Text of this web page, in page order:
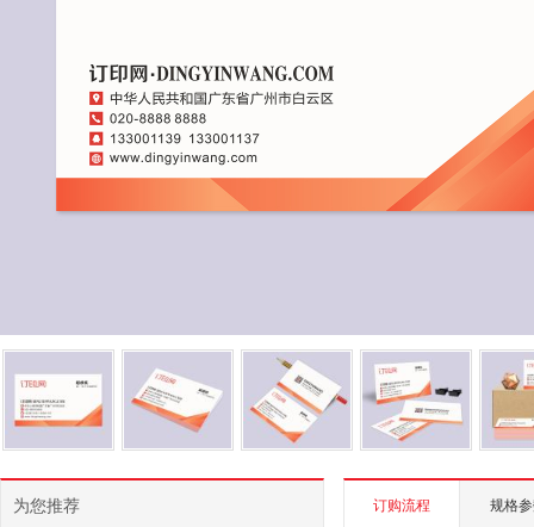
为您推荐 订购流程 规格